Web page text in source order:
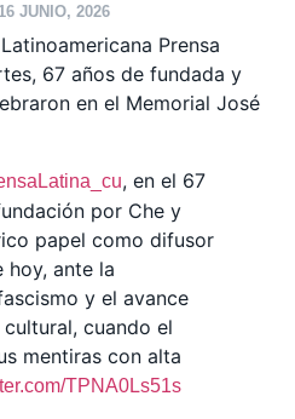
16 JUNIO, 2026
Prensa
67 años de fundada y
en el Memorial José
, en el 67
por Che y
papel como difusor
hoy, ante la
y el avance
cuando el
mentiras con alta
TPNA0Ls51s